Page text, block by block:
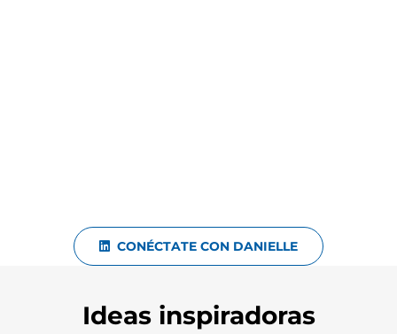
CONÉCTATE CON DANIELLE
Ideas inspiradoras